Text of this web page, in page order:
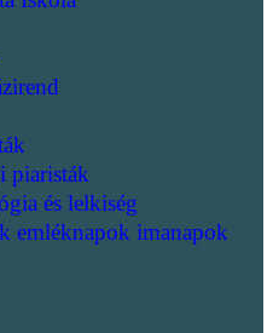
piaristák
és lelkiség
emléknapok imanapok